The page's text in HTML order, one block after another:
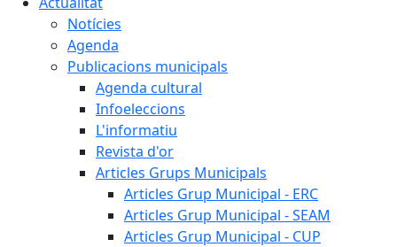
Notícies
Agenda
Publicacions municipals
Agenda cultural
Infoeleccions
L'informatiu
Revista d'or
Articles Grups Municipals
Articles Grup Municipal - ERC
Articles Grup Municipal - SEAM
Articles Grup Municipal - CUP